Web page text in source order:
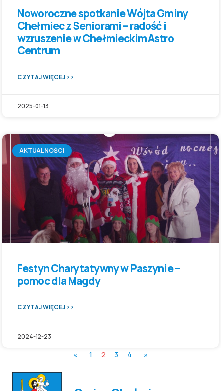
Noworoczne spotkanie Wójta Gminy
Chełmiec z Seniorami – radość i
wzruszenie w Chełmieckim Astro
Centrum
CZYTAJ WIĘCEJ >>
2025-01-13
AKTUALNOŚCI
Festyn Charytatywny w Paszynie –
pomoc dla Magdy
CZYTAJ WIĘCEJ >>
2024-12-23
« 1 2 3 4 »